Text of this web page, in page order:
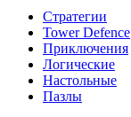
Стратегии
Tower Defence
Приключения
Логические
Настольные
Пазлы